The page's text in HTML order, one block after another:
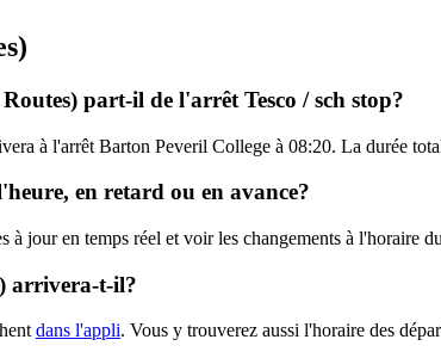
part-il de l'arrêt Tesco / sch stop?
à l'arrêt Barton Peveril College à 08:20. La durée
en retard ou en avance?
jour en temps réel et voir les changements à l'horaire
arrivera-t-il?
dans l'appli. Vous y trouverez aussi l'horaire des